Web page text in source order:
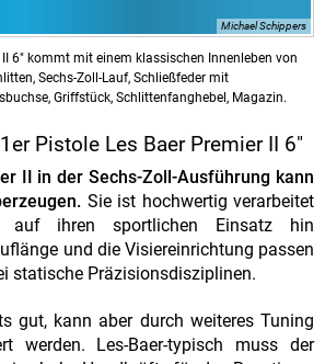
Michael Schippers
6" kommt mit einem klassischen Innenleben von
Sechs-Zoll-Lauf, Schließfeder mit
Griffstück, Schlittenfanghebel, Magazin.
Pistole Les Baer Premier II 6"
II in der Sechs-Zoll-Ausführung kann
Sie ist hochwertig verarbeitet
auf ihren sportlichen Einsatz hin
und die Visiereinrichtung passen
statische Präzisionsdisziplinen.
gut, kann aber durch weiteres Tuning
werden. Les-Baer-typisch muss der